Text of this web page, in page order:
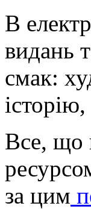
В
видань
смак:
Все, що
за цим